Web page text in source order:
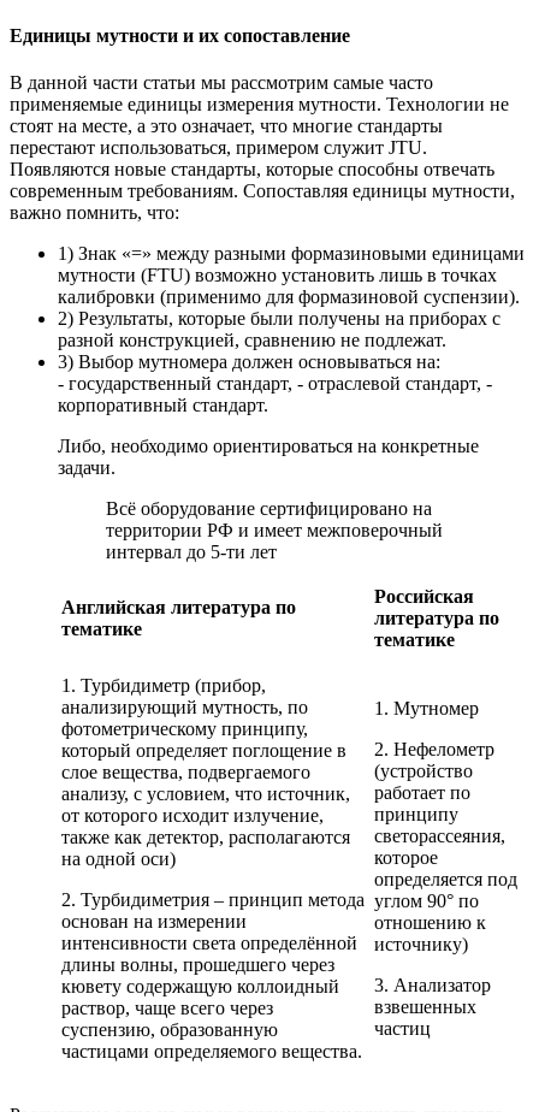
Единицы мутности и их сопоставление
В данной части статьи мы рассмотрим самые часто
применяемые единицы измерения мутности. Технологии не
стоят на месте, а это означает, что многие стандарты
перестают использоваться, примером служит JTU.
Появляются новые стандарты, которые способны отвечать
современным требованиям. Сопоставляя единицы мутности,
важно помнить, что:
1) Знак «=» между разными формазиновыми единицами
мутности (FTU) возможно установить лишь в точках
калибровки (применимо для формазиновой суспензии).
2) Результаты, которые были получены на приборах с
разной конструкцией, сравнению не подлежат.
3) Выбор мутномера должен основываться на:
- государственный стандарт, - отраслевой стандарт, -
корпоративный стандарт.
Либо, необходимо ориентироваться на конкретные
задачи.
Всё оборудование сертифицировано на
территории РФ и имеет межповерочный
интервал до 5-ти лет
Английская литература по
тематике
Российская
литература по
тематике
1. Турбидиметр (прибор,
анализирующий мутность, по
фотометрическому принципу,
который определяет поглощение в
слое вещества, подвергаемого
анализу, с условием, что источник,
от которого исходит излучение,
также как детектор, располагаются
на одной оси)
2. Турбидиметрия – принцип метода
основан на измерении
интенсивности света определённой
длины волны, прошедшего через
кювету содержащую коллоидный
раствор, чаще всего через
суспензию, образованную
частицами определяемого вещества.
1. Мутномер
2. Нефелометр
(устройство
работает по
принципу
светорассеяния,
которое
определяется под
углом 90° по
отношению к
источнику)
3. Анализатор
взвешенных
частиц